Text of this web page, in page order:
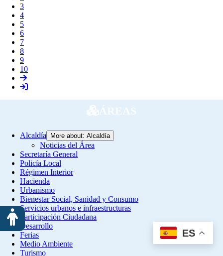
3
4
5
6
7
8
9
10
ÁREAS
Alcaldía More about: Alcaldía
Noticias del Área
Secretaría General
Policía Local
Régimen Interior
Hacienda
Urbanismo
Bienestar Social, Sanidad y Consumo
Servicios urbanos e infraestructuras
Participación Ciudadana
Desarrollo
Ferias
Medio Ambiente
Turismo
ES